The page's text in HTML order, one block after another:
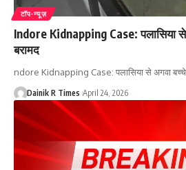
टॉप-न्यूज़
Indore Kidnapping Case: पलासिया से
बरामद
ndore Kidnapping Case: पलासिया से अगवा बच्चे
Dainik R Times April 24, 2026